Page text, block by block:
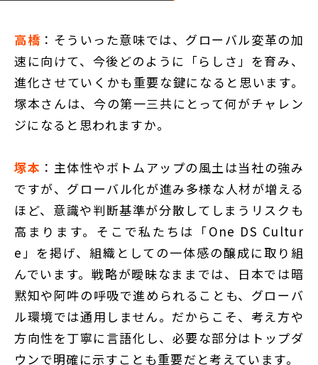
高橋 ：そういった意味では、グローバル変革の加
速に向けて、今後どのように「らしさ」を育み、
進化させていくかも重要な鍵になると思います。
塚本さんは、今の第一三共にとって何がチャレン
ジになると思われますか。
塚本 ：主体性やボトムアップの風土は当社の強み
ですが、グローバル化が進み多様な人材が増える
ほど、意識や判断基準が分散してしまうリスクも
高まります。そこで私たちは「One DS Cultur
e」を掲げ、組織としての一体感の醸成に取り組
んでいます。戦略が曖昧なままでは、日本では暗
黙知や阿吽の呼吸で進められることも、グローバ
ル環境では通用しません。だからこそ、考え方や
方向性を丁寧に言語化し、必要な部分はトップダ
ウンで明確に示すことも重要だと考えています。